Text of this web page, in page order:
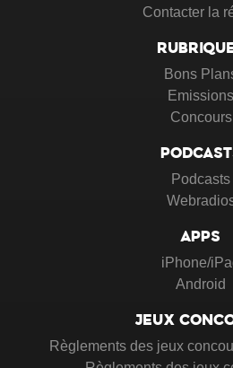
Contacter la
Bons
Emissions
Concours
Podcasts
APPS
iPhone/
Android
JEUX
Règlements des jeux